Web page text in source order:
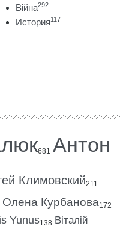
Війна292
История117
681 Антон
Климовский211
Олена Курбанова172
Yunus138 Віталій